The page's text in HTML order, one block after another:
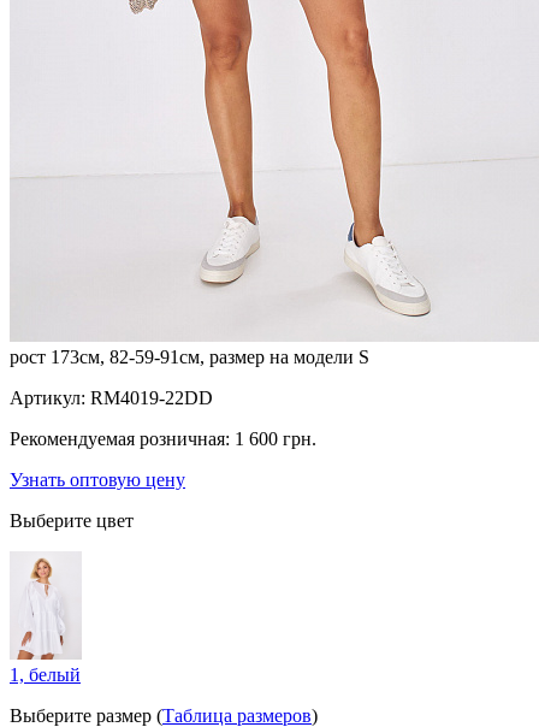
рост 173см, 82-59-91см, размер на модели S
Артикул: RM4019-22DD
Рекомендуемая розничная: 1 600 грн.
Узнать оптовую цену
Выберите цвет
1, белый
Выберите размер (Таблица размеров)